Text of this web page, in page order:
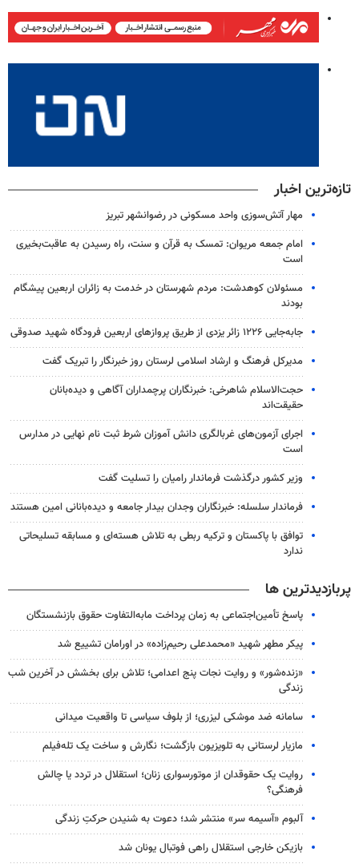
تازه‌ترین اخبار
مهار آتش‌سوزی واحد مسکونی در رضوانشهر تبریز
امام جمعه مریوان: تمسک به قرآن و سنت، راه رسیدن به عاقبت‌بخیری
است
مسئولان کوهدشت: مردم شهرستان در خدمت به زائران اربعین پیشگام
بودند
جابه‌جایی ۱۲۲۶ زائر یزدی از طریق پروازهای اربعین فرودگاه شهید صدوقی
مدیرکل فرهنگ و ارشاد اسلامی لرستان روز خبرنگار را تبریک گفت
حجت‌الاسلام شاهرخی: خبرنگاران پرچمداران آگاهی و دیده‌بانان
حقیقت‌اند
اجرای آزمون‌های غربالگری دانش آموزان شرط ثبت نام نهایی در مدارس
است
وزیر کشور درگذشت فرماندار رامیان را تسلیت گفت
فرماندار سلسله: خبرنگاران وجدان بیدار جامعه و دیده‌بانانی امین هستند
توافق با پاکستان و ترکیه ربطی به تلاش هسته‌ای و مسابقه تسلیحاتی
ندارد
پربازدیدترین ها
پاسخ تأمین‌اجتماعی به زمان پرداخت مابه‌التفاوت حقوق بازنشستگان
پیکر مطهر شهید «محمدعلی رحیم‌زاده» در اورامان تشییع شد
«زنده‌شور» و روایت نجات پنج اعدامی؛ تلاش برای بخشش در آخرین شب
زندگی
سامانه ضد موشکی لیزری؛ از بلوف سیاسی تا واقعیت میدانی
مازیار لرستانی به تلویزیون بازگشت؛ نگارش و ساخت یک تله‌فیلم
روایت یک حقوقدان از موتورسواری زنان؛ استقلال در تردد یا چالش
فرهنگی؟
آلبوم «آسیمه سر» منتشر شد؛ دعوت به شنیدن حرکتِ زندگی
بازیکن خارجی استقلال راهی فوتبال یونان شد